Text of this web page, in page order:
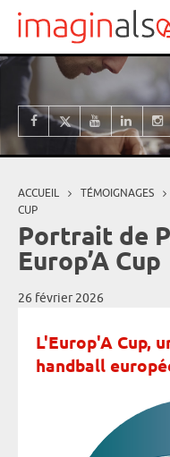
Aller au contenu principal
Vous êtes ici
ACCUEIL TÉMOIGNAGES
CUP
Portrait de
Europ’A Cup
26 février 2026
L'Europ'A Cup,
handball
Panneau de gestion des